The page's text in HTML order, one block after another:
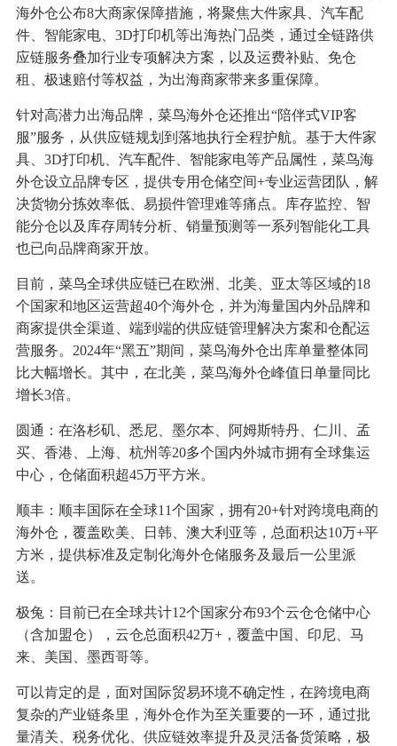
海外仓公布8大商家保障措施，将聚焦大件家具、汽车配
件、智能家电、3D打印机等出海热门品类，通过全链路供
应链服务叠加行业专项解决方案，以及运费补贴、免仓
租、极速赔付等权益，为出海商家带来多重保障。
针对高潜力出海品牌，菜鸟海外仓还推出“陪伴式VIP客
服”服务，从供应链规划到落地执行全程护航。基于大件家
具、3D打印机、汽车配件、智能家电等产品属性，菜鸟海
外仓设立品牌专区，提供专用仓储空间+专业运营团队，解
决货物分拣效率低、易损件管理难等痛点。库存监控、智
能分仓以及库存周转分析、销量预测等一系列智能化工具
也已向品牌商家开放。
目前，菜鸟全球供应链已在欧洲、北美、亚太等区域的18
个国家和地区运营超40个海外仓，并为海量国内外品牌和
商家提供全渠道、端到端的供应链管理解决方案和仓配运
营服务。2024年“黑五”期间，菜鸟海外仓出库单量整体同
比大幅增长。其中，在北美，菜鸟海外仓峰值日单量同比
增长3倍。
圆通：在洛杉矶、悉尼、墨尔本、阿姆斯特丹、仁川、孟
买、香港、上海、杭州等20多个国内外城市拥有全球集运
中心，仓储面积超45万平方米。
顺丰：顺丰国际在全球11个国家，拥有20+针对跨境电商的
海外仓，覆盖欧美、日韩、澳大利亚等，总面积达10万+平
方米，提供标准及定制化海外仓储服务及最后一公里派
送。
极兔：目前已在全球共计12个国家分布93个云仓仓储中心
（含加盟仓），云仓总面积42万+，覆盖中国、印尼、马
来、美国、墨西哥等。
可以肯定的是，面对国际贸易环境不确定性，在跨境电商
复杂的产业链条里，海外仓作为至关重要的一环，通过批
量清关、税务优化、供应链效率提升及灵活备货策略，极